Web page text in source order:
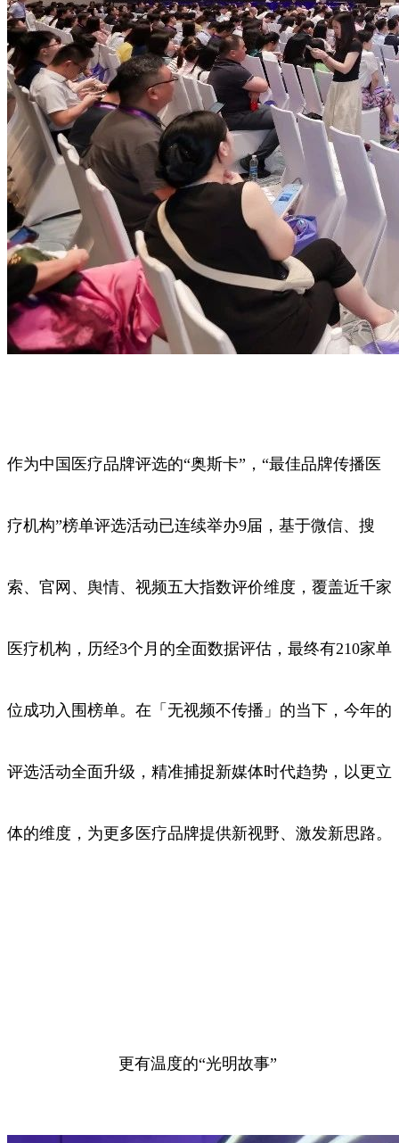
作为中国医疗品牌评选的“奥斯卡”，“最佳品牌传播医
疗机构”榜单评选活动已连续举办9届，基于微信、搜
索、官网、舆情、视频五大指数评价维度，覆盖近千家
医疗机构，历经3个月的全面数据评估，最终有210家单
位成功入围榜单。在「无视频不传播」的当下，今年的
评选活动全面升级，精准捕捉新媒体时代趋势，以更立
体的维度，为更多医疗品牌提供新视野、激发新思路。
更有温度的“光明故事”